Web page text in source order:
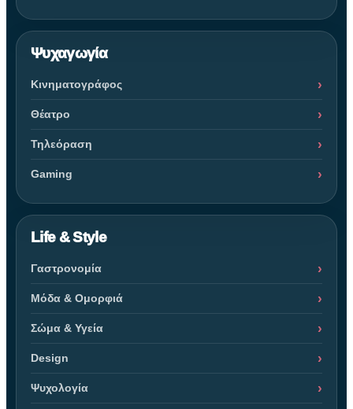
Ψυχαγωγία
Κινηματογράφος
Θέατρο
Τηλεόραση
Gaming
Life & Style
Γαστρονομία
Μόδα & Ομορφιά
Σώμα & Υγεία
Design
Ψυχολογία